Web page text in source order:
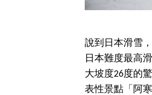
說到日本滑雪
日本難度最高
大坡度26度的
表性景點「阿